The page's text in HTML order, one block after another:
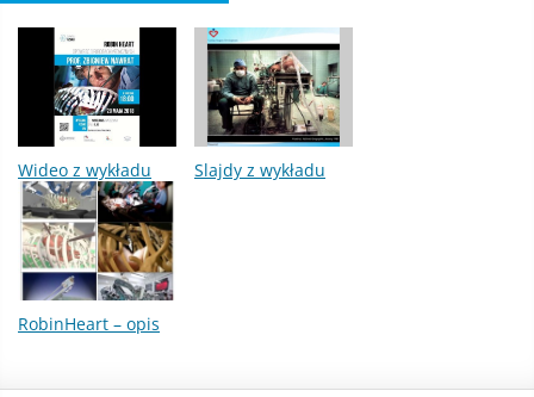
Wideo z wykładu Slajdy z wykładu
RobinHeart – opis